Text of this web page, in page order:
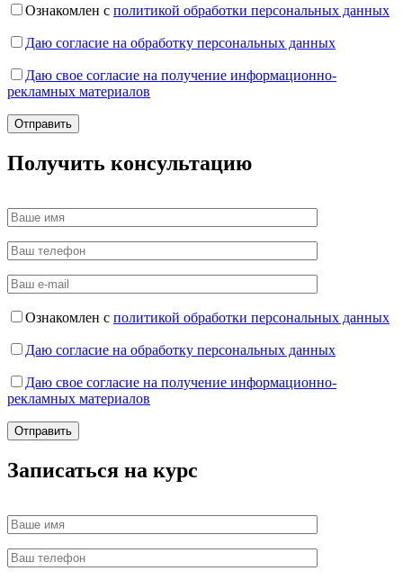
Ознакомлен с политикой обработки персональных данных
Даю согласие на обработку персональных данных
Даю свое согласие на получение информационно-
рекламных материалов
Получить консультацию
Ознакомлен с политикой обработки персональных данных
Даю согласие на обработку персональных данных
Даю свое согласие на получение информационно-
рекламных материалов
Записаться на курс